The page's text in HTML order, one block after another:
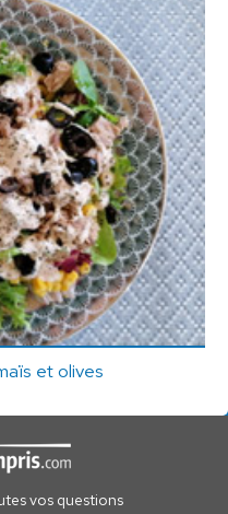
et olives
vos questions